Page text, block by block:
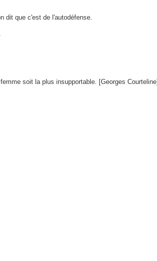
dit que c'est de l'autodéfense.
soit la plus insupportable. [Georges Courteline]